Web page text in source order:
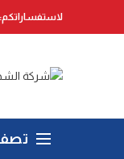
لاستفساراتكم: 24910114 - 55522099